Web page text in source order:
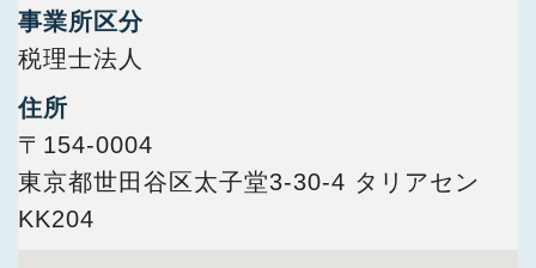
今すぐ会員登録
事業所区分
税理士法人
住所
〒154-0004
東京都世田谷区太子堂3-30-4 タリアセン
KK204